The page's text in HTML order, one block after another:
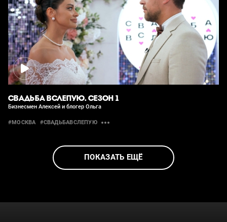
СВАДЬБА ВСЛЕПУЮ. СЕЗОН 1
Бизнесмен Алексей и блогер Ольга
#МОСКВА #СВАДЬБАВСЛЕПУЮ
ПОКАЗАТЬ ЕЩЁ